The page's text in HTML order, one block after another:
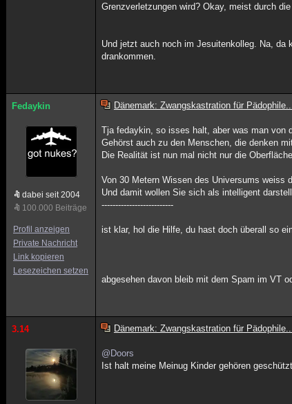
Grenzverletzungen wird? Okay, meist durch
Und jetzt auch noch im Jesuitenkolleg. Na, da
drankommen.
Fedaykin
dabei seit 2004
100.000 Beiträge
Profil anzeigen
Private Nachricht
Link kopieren
Lesezeichen setzen
Dänemark: Zwangskastration für
Tja fedaykin, so isses halt, aber was man von
Gehörst auch zu den Menschen, die denken
Die Realität ist nun mal nicht nur die
Von 30 Metern Wissen des Universums weiss
Und damit wollen Sie sich als intelligent
--------------------------
ist klar, hol die Hilfe, du hast doch überall so
abgesehen davon bleib mit dem Spam im VT
3.14 Dänemark: Zwangskastration für
@Doors
Ist halt meine Meinug Kinder gehören geschützt